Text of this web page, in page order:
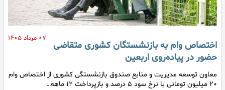
۰۷ مرداد ۱۴۰۵
اختصاص وام به بازنشستگان کشوری متقاضی
حضور در پیاده‌روی اربعین
معاون توسعه مدیریت و منابع صندوق بازنشستگی کشوری از اختصاص وام
۲۰ میلیون تومانی با نرخ سود ۵ درصد و بازپرداخت ۱۲ ماهه…